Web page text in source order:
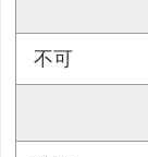
不可